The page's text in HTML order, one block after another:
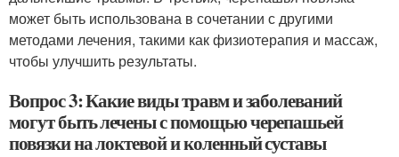
может быть использована в сочетании с другими
методами лечения, такими как физиотерапия и массаж,
чтобы улучшить результаты.
Вопрос 3: Какие виды травм и заболеваний
могут быть лечены с помощью черепашьей
повязки на локтевой и коленный суставы